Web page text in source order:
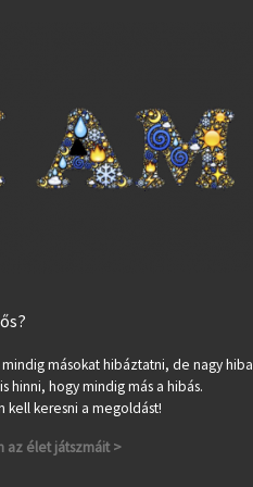
másokat hibáztatni, de nagy hiba
hinni, hogy mindig más a hibás.
kell keresni a megoldást!
az élet játszmáit >